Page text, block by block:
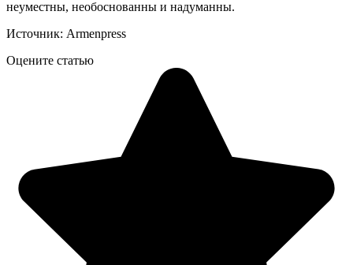
неуместны, необоснованны и надуманны.
Источник: Armenpress
Оцените статью